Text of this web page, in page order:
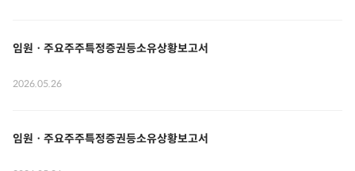
임원ㆍ주요주주특정증권등소유상황보고서
2026.05.26
임원ㆍ주요주주특정증권등소유상황보고서